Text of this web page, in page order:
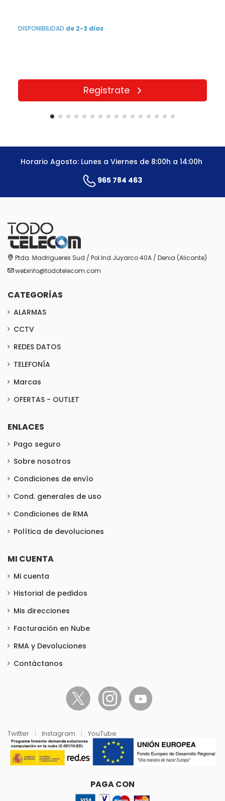
DISPONIBILIDAD de 2-3 días
Registrate
Horario Agosto: Lunes a Viernes de 8:00h a 14:00h
965 784 463
Ptda. Madrigueres Sud / Pol.Ind.Juyarco 40A / Denia (Alicante)
webinfo@todotelecom.com
CATEGORÍAS
ALARMAS
CCTV
REDES DATOS
TELEFONÍA
Marcas
OFERTAS - OUTLET
ENLACES
Pago seguro
Sobre nosotros
Condiciones de envío
Cond. generales de uso
Condiciones de RMA
Política de devoluciones
MI CUENTA
Mi cuenta
Historial de pedidos
Mis direcciones
Facturación en Nube
RMA y Devoluciones
Contáctanos
Twitter | Instagram | YouTube
PAGA CON